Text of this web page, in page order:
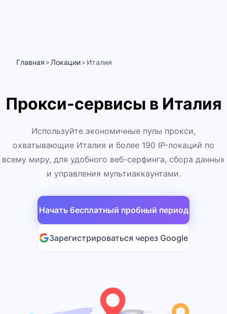
Главная > Локации > Италия
Прокси-сервисы в Италия
Используйте экономичные пулы прокси,
охватывающие Италия и более 190 IP-локаций по
всему миру, для удобного веб-серфинга, сбора данных
и управления мультиаккаунтами.
Начать бесплатный пробный период
Зарегистрироваться через Google